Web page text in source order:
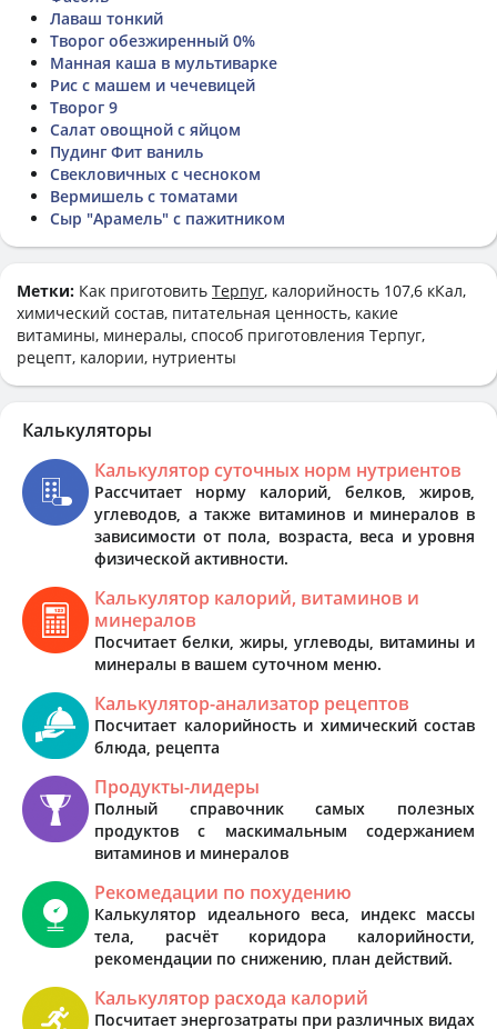
Лаваш тонкий
Творог обезжиренный 0%
Манная каша в мультиварке
Рис с машем и чечевицей
Творог 9
Салат овощной с яйцом
Пудинг Фит ваниль
Свекловичных с чесноком
Вермишель с томатами
Сыр "Арамель" с пажитником
Метки: Как приготовить Терпуг, калорийность 107,6 кКал,
химический состав, питательная ценность, какие
витамины, минералы, способ приготовления Терпуг,
рецепт, калории, нутриенты
Калькуляторы
Калькулятор суточных норм нутриентов
Рассчитает норму калорий, белков, жиров,
углеводов, а также витаминов и минералов в
зависимости от пола, возраста, веса и уровня
физической активности.
Калькулятор калорий, витаминов и
минералов
Посчитает белки, жиры, углеводы, витамины и
минералы в вашем суточном меню.
Калькулятор-анализатор рецептов
Посчитает калорийность и химический состав
блюда, рецепта
Продукты-лидеры
Полный справочник самых полезных
продуктов с маскимальным содержанием
витаминов и минералов
Рекомедации по похудению
Калькулятор идеального веса, индекс массы
тела, расчёт коридора калорийности,
рекомендации по снижению, план действий.
Калькулятор расхода калорий
Посчитает энергозатраты при различных видах